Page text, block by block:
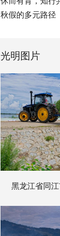
秋假的多元路径
光明图片
黑龙江省同